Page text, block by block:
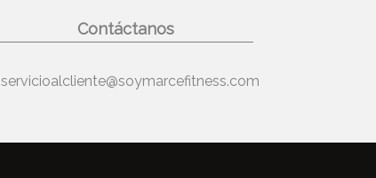
Contáctanos
servicioalcliente@soymarcefitness.com